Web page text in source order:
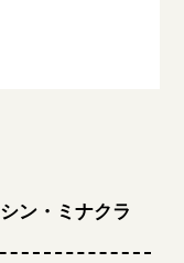
・ミナクラ